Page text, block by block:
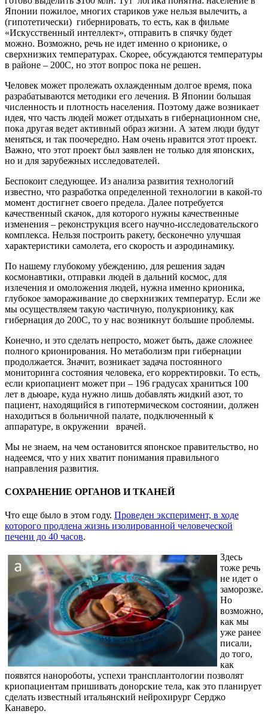
Японии пожилое, многих стариков уже нельзя вылечить, а
(гипотетически) гибернировать, то есть, как в фильме
«Искусственный интеллект», отправить в спячку будет
можно. Возможно, речь не идет именно о крионике, о
сверхнизких температурах. Скорее, обсуждаются температуры
в районе – 200С, но этот вопрос пока не решен.
Человек может пролежать охлажденным долгое время, пока
разрабатываются методики его лечения. В Японии большая
численность и плотность населения. Поэтому даже возникает
идея, что часть людей может отдыхать в гибернационном сне,
пока другая ведет активный образ жизни. А затем люди будут
меняться, и так поочередно. Нам очень нравится этот проект.
Важно, что этот проект был заявлен не только для японских,
но и для зарубежных исследователей.
Беспокоит следующее. Из анализа развития технологий
известно, что разработка определенной технологии в какой-то
момент достигнет своего предела. Далее потребуется
качественный скачок, для которого нужны качественные
изменения – реконструкция всего научно-исследовательского
комплекса. Нельзя построить ракету, бесконечно улучшая
характеристики самолета, его скорость и аэродинамику.
По нашему глубокому убеждению, для решения задач
космонавтики, отправки людей в дальний космос, для
излечения и омоложения людей, нужна именно крионика,
глубокое замораживание до сверхнизких температур. Если же
мы осуществляем такую частичную, полукрионику, как
гибернация до 200С, то у нас возникнут большие проблемы.
Конечно, и это сделать непросто, может быть, даже сложнее
полного крионирования. Но метаболизм при гибернации
продолжается. Значит, возникает задача постоянного
мониторинга состояния человека, его корректировки. То есть,
если криопациент может при – 196 градусах храниться 100
лет в дьюаре, куда нужно лишь добавлять жидкий азот, то
пациент, находящийся в гипотермическом состоянии, должен
находиться в больничной палате, подключенный к
аппаратуре, в окружении врачей.
Мы не знаем, на чем остановится японское правительство, но
надеемся, что у них хватит понимания правильного
направления развития.
СОХРАНЕНИЕ ОРГАНОВ И ТКАНЕЙ
Что еще было в этом году. Проведен эксперимент, в ходе
которого продлена жизнь изолированной человеческой
печени до 40 часов.
Здесь
тоже речь
не идет о
заморозке.
Но
возможно,
как мы
уже ранее
писали,
до того,
как
появятся нанороботы, успехи трансплантологии позволят
криопациентам пришивать донорские тела, как это планирует
сделать известный итальянский нейрохирург Серджо
Канаверо.